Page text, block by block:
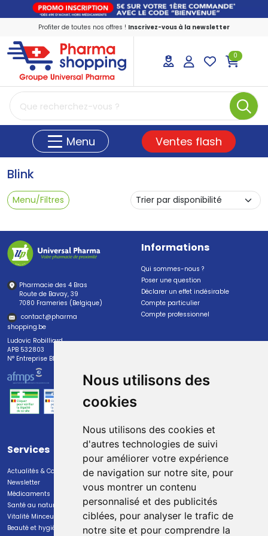
Nous utilisons des
cookies
Nous utilisons des cookies et
d'autres technologies de suivi
pour améliorer votre expérience
de navigation sur notre site, pour
vous montrer un contenu
personnalisé et des publicités
ciblées, pour analyser le trafic de
notre site et pour comprendre la
Profiter de toutes nos offres ! Inscrivez-vous à la newsletter
PharmaShopping Votre pharmacie en
0
Menu Ventes flash
Blink
Menu/Filtres
Pharmacie des 4 Bras
Route de Bavay, 39
7080 Frameries (Belgique)
contact@pharma
shopping.be
Ludovic Robilliard
APB 532803
N° Entreprise BE0447.382.113
Informations
Qui sommes-nous ?
Poser une question
Déclarer un effet indésirable
Compte particulier
Compte professionnel
Services
Actualités & Conseils
Newsletter
Médicaments
Santé au naturel
Vitalité Minceur Nutrition
Beauté et hygiène
Paiement
Paiement sécurisé